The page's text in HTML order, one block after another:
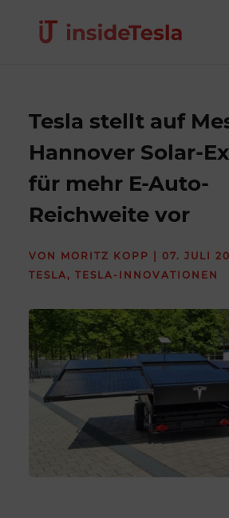
Tesla stellt auf
Hannover Solar-
für mehr E-Auto-
Reichweite vor
VON MORITZ KOPP |07. JULI
TESLA,TESLA-INNOVATIONEN